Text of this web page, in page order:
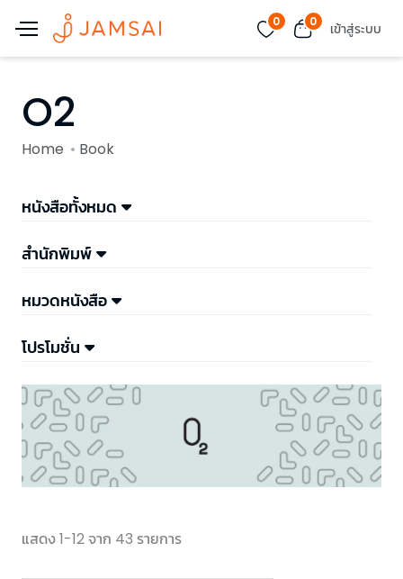
0 0 เข้าสู่ระบบ
O2
Home Book
หนังสือทั้งหมด
สำนักพิมพ์
หมวดหนังสือ
โปรโมชั่น
แสดง 1-12 จาก 43 รายการ